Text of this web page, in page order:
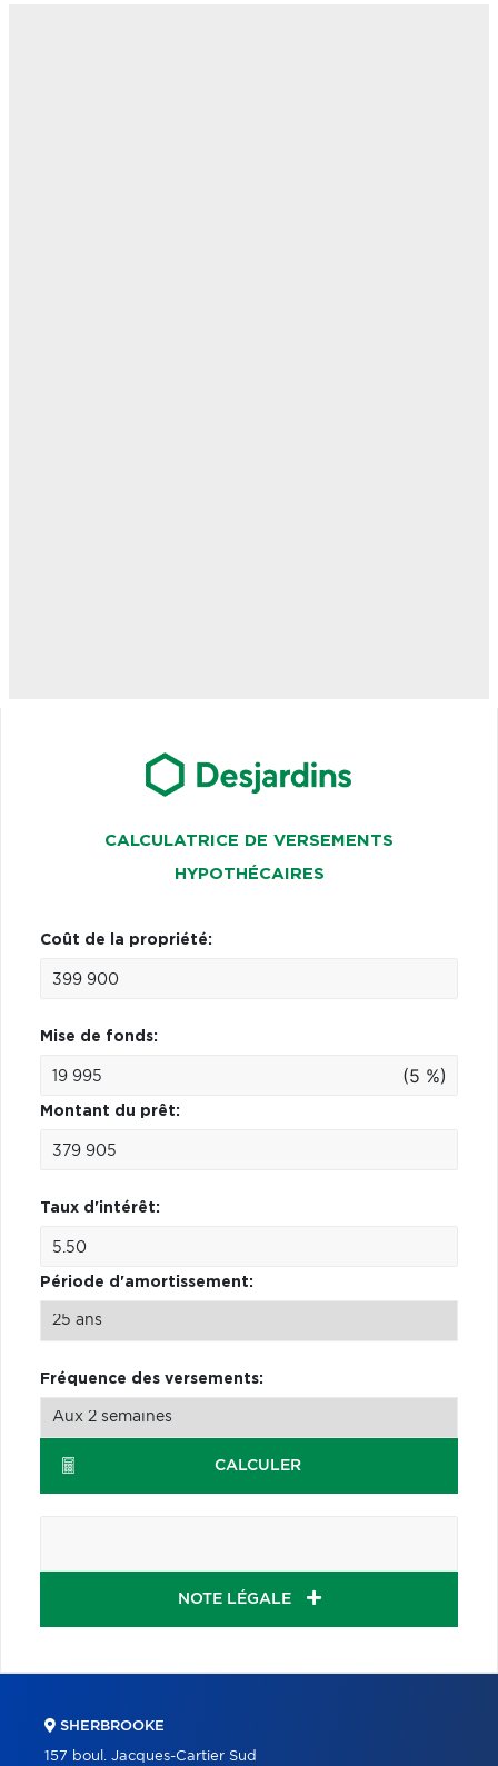
CALCULATRICE DE VERSEMENTS
HYPOTHÉCAIRES
Coût de la propriété:
Mise de fonds:
(5 %)
Montant du prêt:
Taux d'intérêt:
Période d'amortissement:
Fréquence des versements:
CALCULER
NOTE LÉGALE
SHERBROOKE
157 boul. Jacques-Cartier Sud